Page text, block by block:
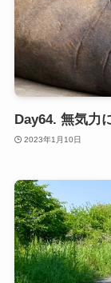
Day64. 無気力
2023年1月10日